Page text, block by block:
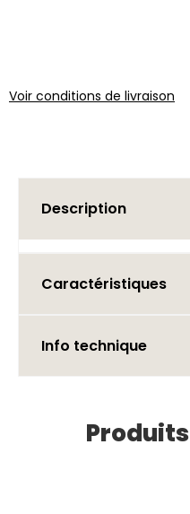
Voir conditions de livraison
Description
Caractéristiques
Info technique